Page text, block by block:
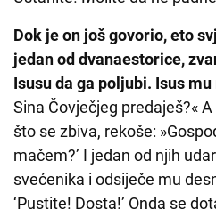
Dok je on još govorio, eto
jedan od dvanaestorice,
Isusu da ga poljubi. Isus mu
Sina Čovječjeg predaješ?«
što se zbiva, rekoše:
mačem?’ I jedan od njih
svećenika i odsiječe mu
‘Pustite! Dosta!’ Onda se